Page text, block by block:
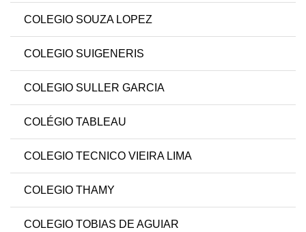
COLEGIO SOUZA LOPEZ
COLEGIO SUIGENERIS
COLEGIO SULLER GARCIA
COLÉGIO TABLEAU
COLEGIO TECNICO VIEIRA LIMA
COLEGIO THAMY
COLEGIO TOBIAS DE AGUIAR